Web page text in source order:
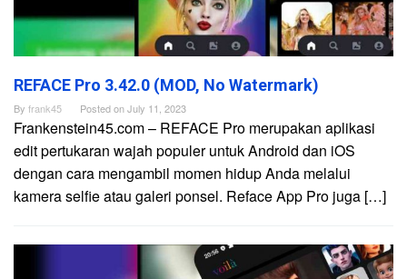
REFACE Pro 3.42.0 (MOD, No Watermark)
By frank45 Posted onJuly 11, 2023
Frankenstein45.com – REFACE Pro merupakan aplikasi
edit pertukaran wajah populer untuk Android dan iOS
dengan cara mengambil momen hidup Anda melalui
kamera selfie atau galeri ponsel. Reface App Pro juga […]